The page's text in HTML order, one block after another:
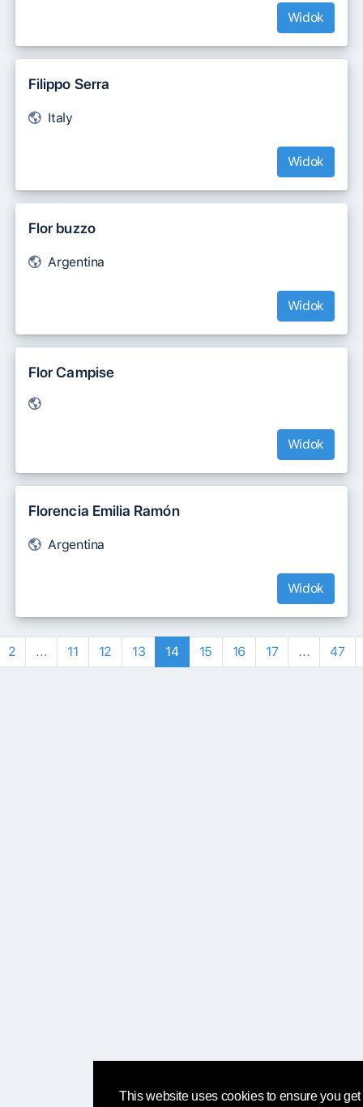
This website uses cookies to ensure you get
Widok
Filippo Serra
Italy
Widok
Flor buzzo
Argentina
Widok
Flor Campise
Widok
Florencia Emilia Ramón
Argentina
Widok
2 ... 11 12 13 14 15 16 17 ... 47